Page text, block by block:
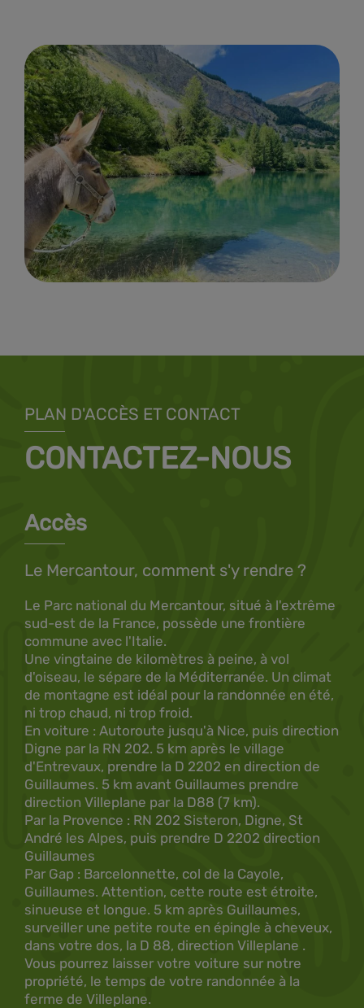
PLAN D'ACCÈS ET CONTACT
CONTACTEZ-NOUS
Accès
Le Mercantour, comment s'y rendre ?
Le Parc national du Mercantour, situé à l'extrême
sud-est de la France, possède une frontière
commune avec l'Italie.
Une vingtaine de kilomètres à peine, à vol
d'oiseau, le sépare de la Méditerranée. Un climat
de montagne est idéal pour la randonnée en été,
ni trop chaud, ni trop froid.
En voiture : Autoroute jusqu'à Nice, puis direction
Digne par la RN 202. 5 km après le village
d'Entrevaux, prendre la D 2202 en direction de
Guillaumes. 5 km avant Guillaumes prendre
direction Villeplane par la D88 (7 km).
Par la Provence : RN 202 Sisteron, Digne, St
André les Alpes, puis prendre D 2202 direction
Guillaumes
Par Gap : Barcelonnette, col de la Cayole,
Guillaumes. Attention, cette route est étroite,
sinueuse et longue. 5 km après Guillaumes,
surveiller une petite route en épingle à cheveux,
dans votre dos, la D 88, direction Villeplane .
Vous pourrez laisser votre voiture sur notre
propriété, le temps de votre randonnée à la
ferme de Villeplane.